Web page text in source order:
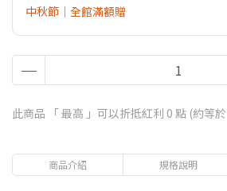
中秋節｜全館滿額贈
此商品 「 最高 」可以折抵紅利 0 點 (約等於
商品介紹 規格說明